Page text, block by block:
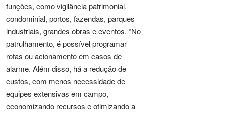
funções, como vigilância patrimonial,
condominial, portos, fazendas, parques
industriais, grandes obras e eventos. “No
patrulhamento, é possível programar
rotas ou acionamento em casos de
alarme. Além disso, há a redução de
custos, com menos necessidade de
equipes extensivas em campo,
economizando recursos e otimizando a